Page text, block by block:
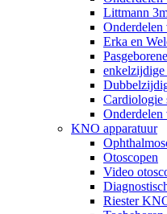
Littmann
Onderdelen
Erka en
enkelzijdige
Cardiologie
Onderdelen
KNO apparatuur
Otoscopen
Video
Riester